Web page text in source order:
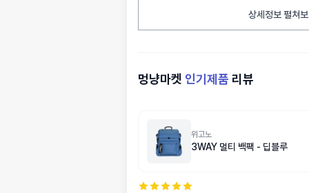
상세정보 펼쳐
멍냥마켓 인기제품 리뷰
위고노
3WAY 멀티 백팩 - 딥블루